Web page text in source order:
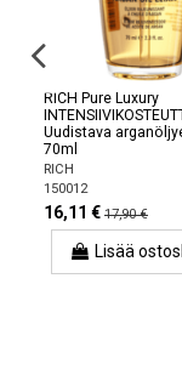
RICH Pure Luxury
Uudistava
70ml
RICH
150012
16,11 € 17,90 €
Lisää